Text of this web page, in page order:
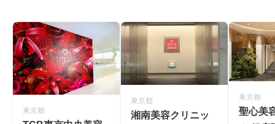
東京都
東京都
湘南美容クリニッ
東京都
聖心美